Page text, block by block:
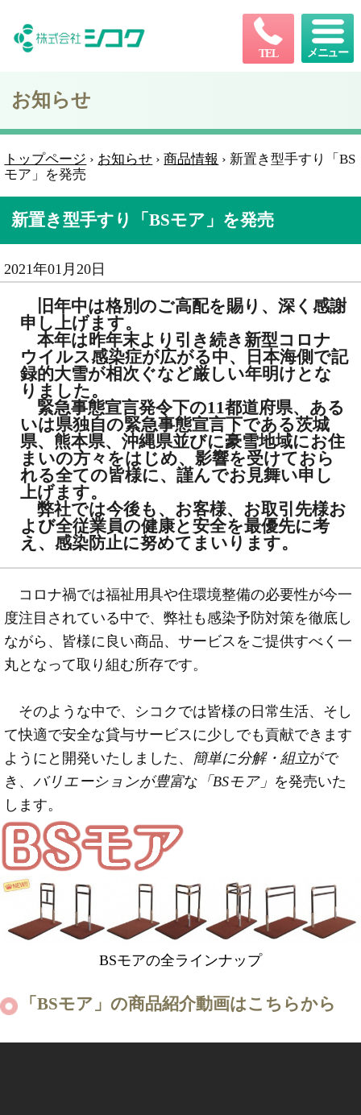
TEL メニュー
お知らせ
トップページ › お知らせ ›商品情報 › 新置き型手すり「BS
モア」を発売
新置き型手すり「BSモア」を発売
2021年01月20日
旧年中は格別のご高配を賜り、深く感謝
申し上げます。
本年は昨年末より引き続き新型コロナ
ウイルス感染症が広がる中、日本海側で記
録的大雪が相次ぐなど厳しい年明けとな
りました。
緊急事態宣言発令下の11都道府県、ある
いは県独自の緊急事態宣言下である茨城
県、熊本県、沖縄県並びに豪雪地域にお住
まいの方々をはじめ、影響を受けておら
れる全ての皆様に、謹んでお見舞い申し
上げます。
弊社では今後も、お客様、お取引先様お
よび全従業員の健康と安全を最優先に考
え、感染防止に努めてまいります。
コロナ禍では福祉用具や住環境整備の必要性が今一
度注目されている中で、弊社も感染予防対策を徹底し
ながら、皆様に良い商品、サービスをご提供すべく一
丸となって取り組む所存です。
そのような中で、シコクでは皆様の日常生活、そし
て快適で安全な貸与サービスに少しでも貢献できます
ようにと開発いたしました、 簡単に分解・組立がで
き、バリエーションが豊富な 「BSモア」 を発売いた
します。
BSモアの全ラインナップ
「BSモア」の商品紹介動画はこちらから